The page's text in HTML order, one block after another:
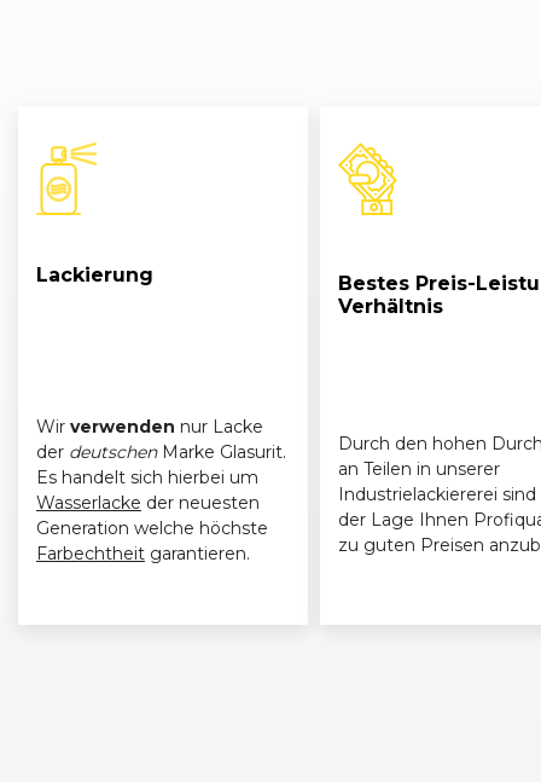
VW Passat (B5) Variant (03/97 - 09/00)
VW Passat (B5) Variant (03/97 - 09/00)
VW
Passat (B5) Variant (03/97 - 09/00)
Lackierung
Wir verwenden nur Lacke
der deutschenMarke Glasurit.
Es handelt sich hierbei um
Wasserlacke der neuesten
Generation welche höchste
Farbechtheit garantieren.
Bestes Preis-
Verhältnis
Durch den hohen
an Teilen in unserer
Industrielackiererei sind
der Lage Ihnen
zu guten Preisen